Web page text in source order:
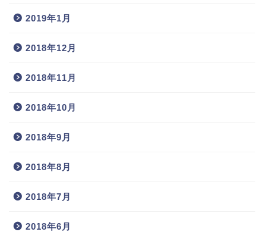
2019年1月
2018年12月
2018年11月
2018年10月
2018年9月
2018年8月
2018年7月
2018年6月